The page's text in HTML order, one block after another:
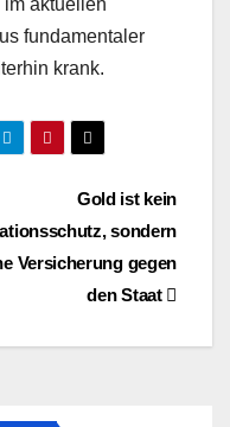
aktuellen
fundamentaler
krank.
Gold ist kein
sondern
Versicherung gegen
den Staat